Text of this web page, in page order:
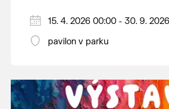
15. 4. 2026 00:00 - 30. 9.
pavilon v parku